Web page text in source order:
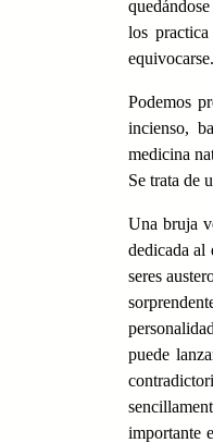
los
equivocarse.
Podemos
incienso,
medicina
Se trata de
Una bruja
dedicada al
seres
puede
importante